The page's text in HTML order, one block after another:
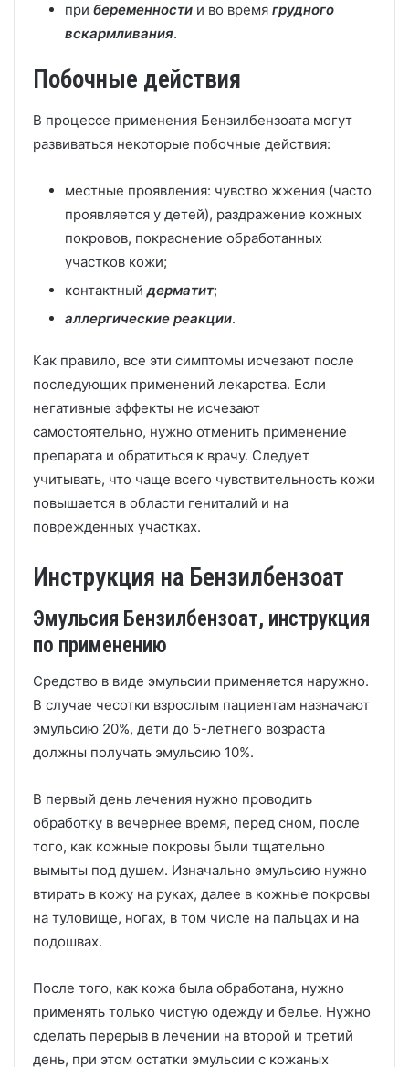
при беременности и во время грудного
вскармливания.
Побочные действия
В процессе применения Бензилбензоата могут
развиваться некоторые побочные действия:
местные проявления: чувство жжения (часто
проявляется у детей), раздражение кожных
покровов, покраснение обработанных
участков кожи;
контактныйдерматит;
аллергические реакции.
Как правило, все эти симптомы исчезают после
последующих применений лекарства. Если
негативные эффекты не исчезают
самостоятельно, нужно отменить применение
препарата и обратиться к врачу. Следует
учитывать, что чаще всего чувствительность кожи
повышается в области гениталий и на
поврежденных участках.
Инструкция на Бензилбензоат
Эмульсия Бензилбензоат, инструкция
по применению
Средство в виде эмульсии применяется наружно.
В случае чесотки взрослым пациентам назначают
эмульсию 20%, дети до 5-летнего возраста
должны получать эмульсию 10%.
В первый день лечения нужно проводить
обработку в вечернее время, перед сном, после
того, как кожные покровы были тщательно
вымыты под душем. Изначально эмульсию нужно
втирать в кожу на руках, далее в кожные покровы
на туловище, ногах, в том числе на пальцах и на
подошвах.
После того, как кожа была обработана, нужно
применять только чистую одежду и белье. Нужно
сделать перерыв в лечении на второй и третий
день, при этом остатки эмульсии с кожаных